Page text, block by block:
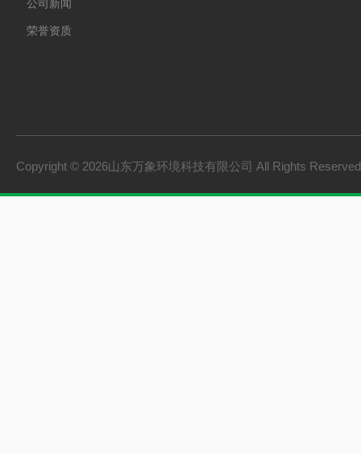
公司新闻
荣誉资质
Copyright © 2026山东万象环境科技有限公司 All Rights